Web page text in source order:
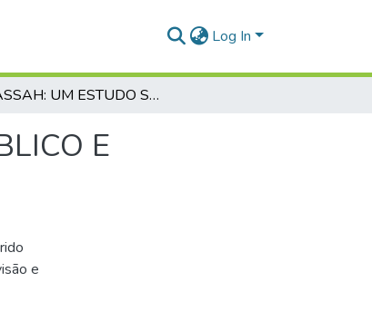
Log In
PASSAH: UM ESTUDO SOBRE SEU SIGNIFICADO BÍBLICO E CONTEMPORÂNEO
E
e